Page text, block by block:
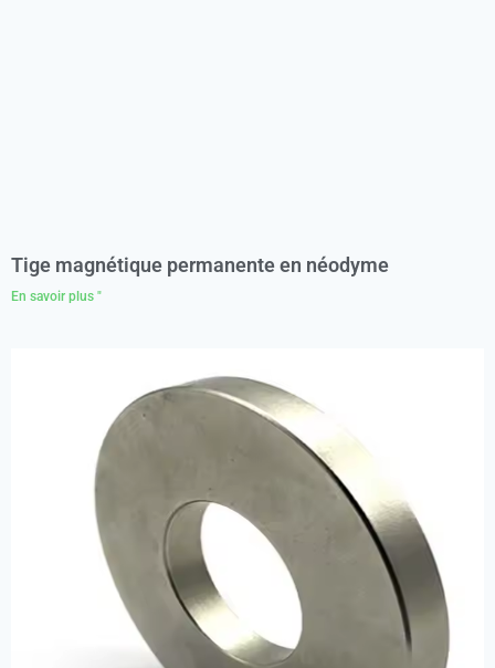
Tige magnétique permanente en néodyme
En savoir plus "